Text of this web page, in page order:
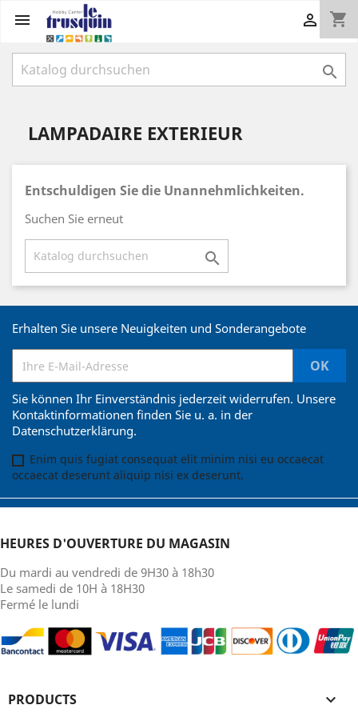
 shopping_cart


LAMPADAIRE EXTERIEUR
Entschuldigen Sie die Unannehmlichkeiten.
Suchen Sie erneut

Erhalten Sie unsere Neuigkeiten und Sonderangebote
Sie können Ihr Einverständnis jederzeit widerrufen. Unsere
Kontaktinformationen finden Sie u. a. in der
Datenschutzerklärung.
Enim quis fugiat consequat elit minim nisi eu occaecat
occaecat deserunt aliquip nisi ex deserunt.
HEURES D'OUVERTURE DU MAGASIN
Du mardi au vendredi de 9H30 à 18h30
Le samedi de 10H à 18H30
Fermé le lundi
PRODUCTS 